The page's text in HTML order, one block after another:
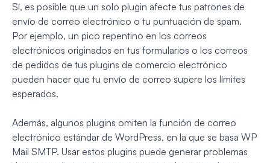
Sí, es posible que un solo plugin afecte tus patrones de
envío de correo electrónico o tu puntuación de spam.
Por ejemplo, un pico repentino en los correos
electrónicos originados en tus formularios o los correos
de pedidos de tus plugins de comercio electrónico
pueden hacer que tu envío de correo supere los límites
esperados.
Además, algunos plugins omiten la función de correo
electrónico estándar de WordPress, en la que se basa WP
Mail SMTP. Usar estos plugins puede generar problemas